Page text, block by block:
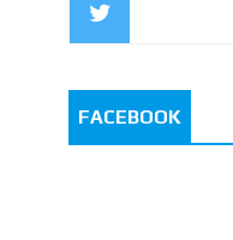
FACEBOOK